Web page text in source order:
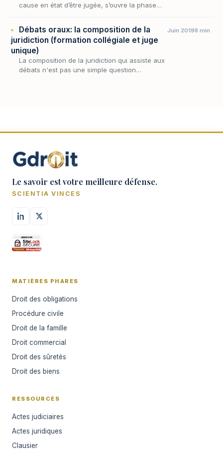
cause en état d’être jugée, s’ouvre la phase
Débats oraux: la composition de la
juridiction (formation collégiale et juge
unique)
La composition de la juridiction qui assiste aux
débats n'est pas une simple question
Juin 20198 min
Le savoir est votre meilleure défense.
SCIENTIA VINCES
MATIÈRES PHARES
Droit des obligations
Procédure civile
Droit de la famille
Droit commercial
Droit des sûretés
Droit des biens
RESSOURCES
Actes judiciaires
Actes juridiques
Clausier